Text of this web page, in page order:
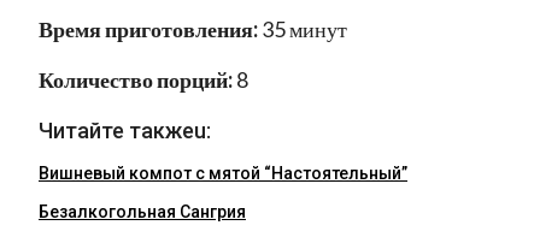
Время приготовления:35 минут
Количество порций:8
Читайте такжеu:
Вишневый компот с мятой “Настоятельный”
Безалкогольная Сангрия